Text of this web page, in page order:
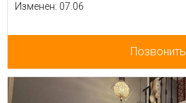
Изменен: 07.06
Позвонить